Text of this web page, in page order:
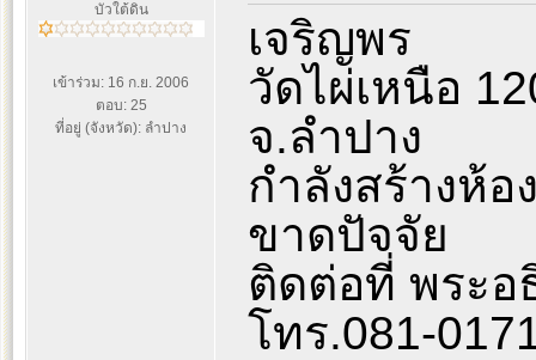
บัวใต้ดิน
เข้าร่วม: 16 ก.ย. 2006
ตอบ: 25
ที่อยู่ (จังหวัด): ลำปาง
เจริญพร
วัดไผ่เหนือ
จ.ลำปาง
กำลังสร้างห้
ขาดปัจจัย
ติดต่อที่ พระอ
โทร.081-